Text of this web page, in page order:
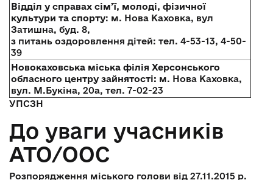
Відділ у справах сім’ї, молоді, фізичної
культури та спорту: м. Нова Каховка, вул
Затишна, буд. 8,
з питань оздоровлення дітей: тел. 4-53-13, 4-50-
39
Новокаховська міська філія Херсонського
обласного центру зайнятості: м. Нова Каховка,
вул. М.Букіна, 20а, тел. 7-02-23
УПСЗН
До уваги учасників
АТО/ООС
Розпорядження міського голови від 27.11.2015 р.